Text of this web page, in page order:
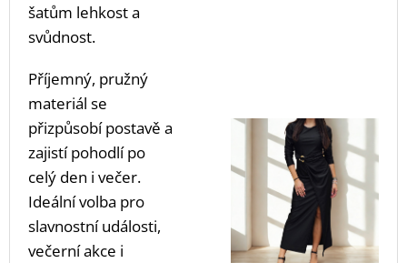
šatům lehkost a
svůdnost.
Příjemný, pružný
materiál se
přizpůsobí postavě a
zajistí pohodlí po
celý den i večer.
Ideální volba pro
slavnostní události,
večerní akce i